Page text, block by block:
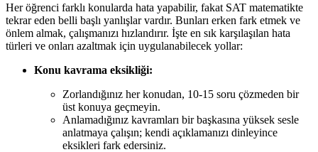
Her öğrenci farklı konularda hata yapabilir, fakat SAT matematikte
tekrar eden belli başlı yanlışlar vardır. Bunları erken fark etmek ve
önlem almak, çalışmanızı hızlandırır. İşte en sık karşılaşılan hata
türleri ve onları azaltmak için uygulanabilecek yollar:
Konu kavrama eksikliği:
Zorlandığınız her konudan, 10-15 soru çözmeden bir
üst konuya geçmeyin.
Anlamadığınız kavramları bir başkasına yüksek sesle
anlatmaya çalışın; kendi açıklamanızı dinleyince
eksikleri fark edersiniz.